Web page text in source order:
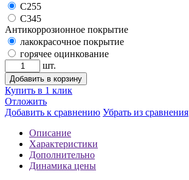
С255
С345
Антикоррозионное покрытие
лакокрасочное покрытие
горячее оцинкование
шт.
Добавить в корзину
Купить в 1 клик
Отложить
Добавить к сравнению Убрать из сравнения
Описание
Характеристики
Дополнительно
Динамика цены